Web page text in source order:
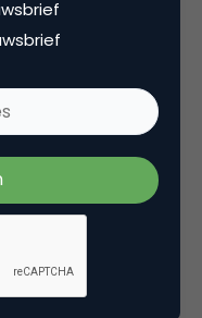
worden
met hun
en diensten.
ze niet in een
met
dat er een
is waarop